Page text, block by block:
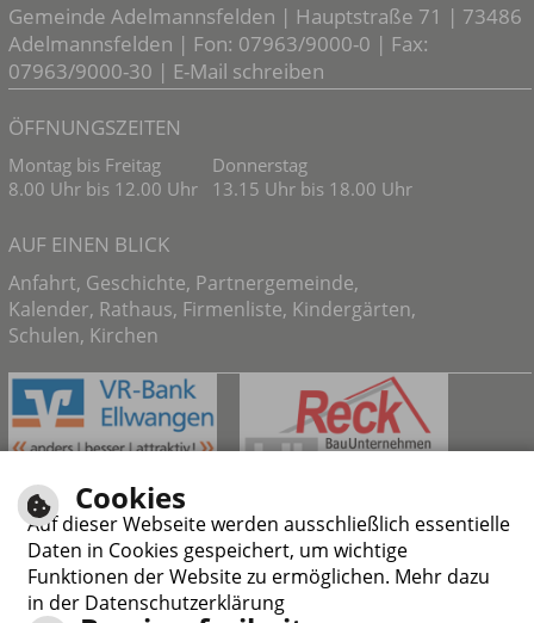
Gemeinde Adelmannsfelden | Hauptstraße 71 | 73486
Adelmannsfelden | Fon: 07963/9000-0 | Fax:
07963/9000-30 | E-Mail schreiben
ÖFFNUNGSZEITEN
Montag bis Freitag
8.00 Uhr bis 12.00 Uhr
Donnerstag
13.15 Uhr bis 18.00 Uhr
AUF EINEN BLICK
Anfahrt, Geschichte, Partnergemeinde,
Kalender, Rathaus, Firmenliste, Kindergärten,
Schulen, Kirchen
Cookies
Auf dieser Webseite werden ausschließlich essentielle
Daten in Cookies gespeichert, um wichtige
Funktionen der Website zu ermöglichen. Mehr dazu
in der Datenschutzerklärung